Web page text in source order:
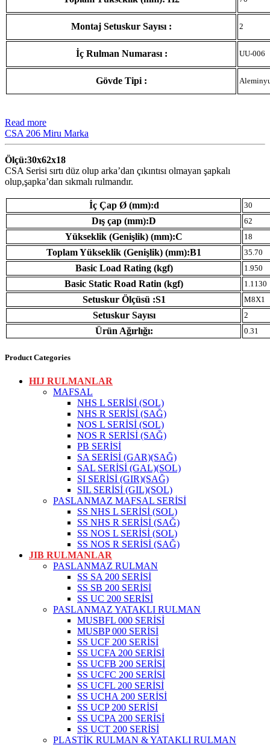
Montaj Setuskur Sayısı : 2
İç Rulman Numarası : UU-006
Gövde Tipi :
Read more
CSA 206 Miru Marka
Ölçü:30x62x18
CSA Serisi sırtı düz olup arka’dan çıkıntısı olmayan şapkalı
olup,şapka’dan sıkmalı rulmandır.
İç Çap Ø (mm):d 30
Dış çap (mm):D 62
Yükseklik (Genişlik) (mm):C 18
Toplam Yükseklik (Genişlik) (mm):B1 35.70
Basic Load Rating (kgf) 1.950
Basic Static Road Ratin (kgf) 1.1130
Setuskur Ölçüsü :S1 M8X1
Setuskur Sayısı 2
Ürün Ağırlığı: 0.31
Product Categories
HIJ RULMANLAR
MAFSAL
NHS L SERİSİ (SOL)
NHS R SERİSİ (SAĞ)
NOS L SERİSİ (SOL)
NOS R SERİSİ (SAĞ)
PB SERİSİ
SA SERİSİ (GAR)(SAĞ)
SAL SERİSİ (GAL)(SOL)
SI SERİSİ (GIR)(SAĞ)
SIL SERİSİ (GIL)(SOL)
PASLANMAZ MAFSAL SERİSİ
SS NHS L SERİSİ (SOL)
SS NHS R SERİSİ (SAĞ)
SS NOS L SERİSİ (SOL)
SS NOS R SERİSİ (SAĞ)
JIB RULMANLAR
PASLANMAZ RULMAN
SS SA 200 SERİSİ
SS SB 200 SERİSİ
SS UC 200 SERİSİ
PASLANMAZ YATAKLI RULMAN
MUSBFL 000 SERİSİ
MUSBP 000 SERİSİ
SS UCF 200 SERİSİ
SS UCFA 200 SERİSİ
SS UCFB 200 SERİSİ
SS UCFC 200 SERİSİ
SS UCFL 200 SERİSİ
SS UCHA 200 SERİSİ
SS UCP 200 SERİSİ
SS UCPA 200 SERİSİ
SS UCT 200 SERİSİ
PLASTİK RULMAN & YATAKLI RULMAN